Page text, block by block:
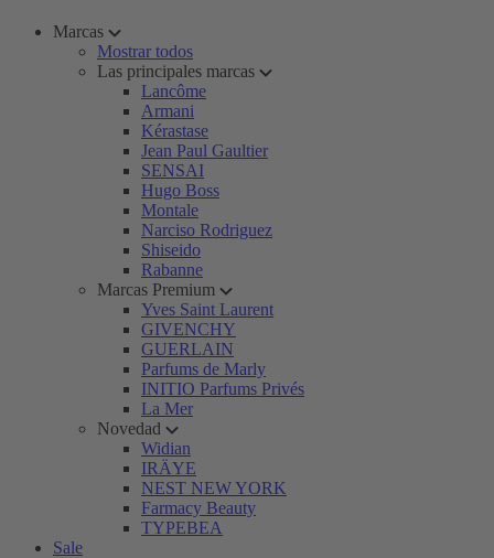
Marcas
Mostrar todos
Las principales marcas
Lancôme
Armani
Kérastase
Jean Paul Gaultier
SENSAI
Hugo Boss
Montale
Narciso Rodriguez
Shiseido
Rabanne
Marcas Premium
Yves Saint Laurent
GIVENCHY
GUERLAIN
Parfums de Marly
INITIO Parfums Privés
La Mer
Novedad
Widian
IRÄYE
NEST NEW YORK
Farmacy Beauty
TYPEBEA
Sale